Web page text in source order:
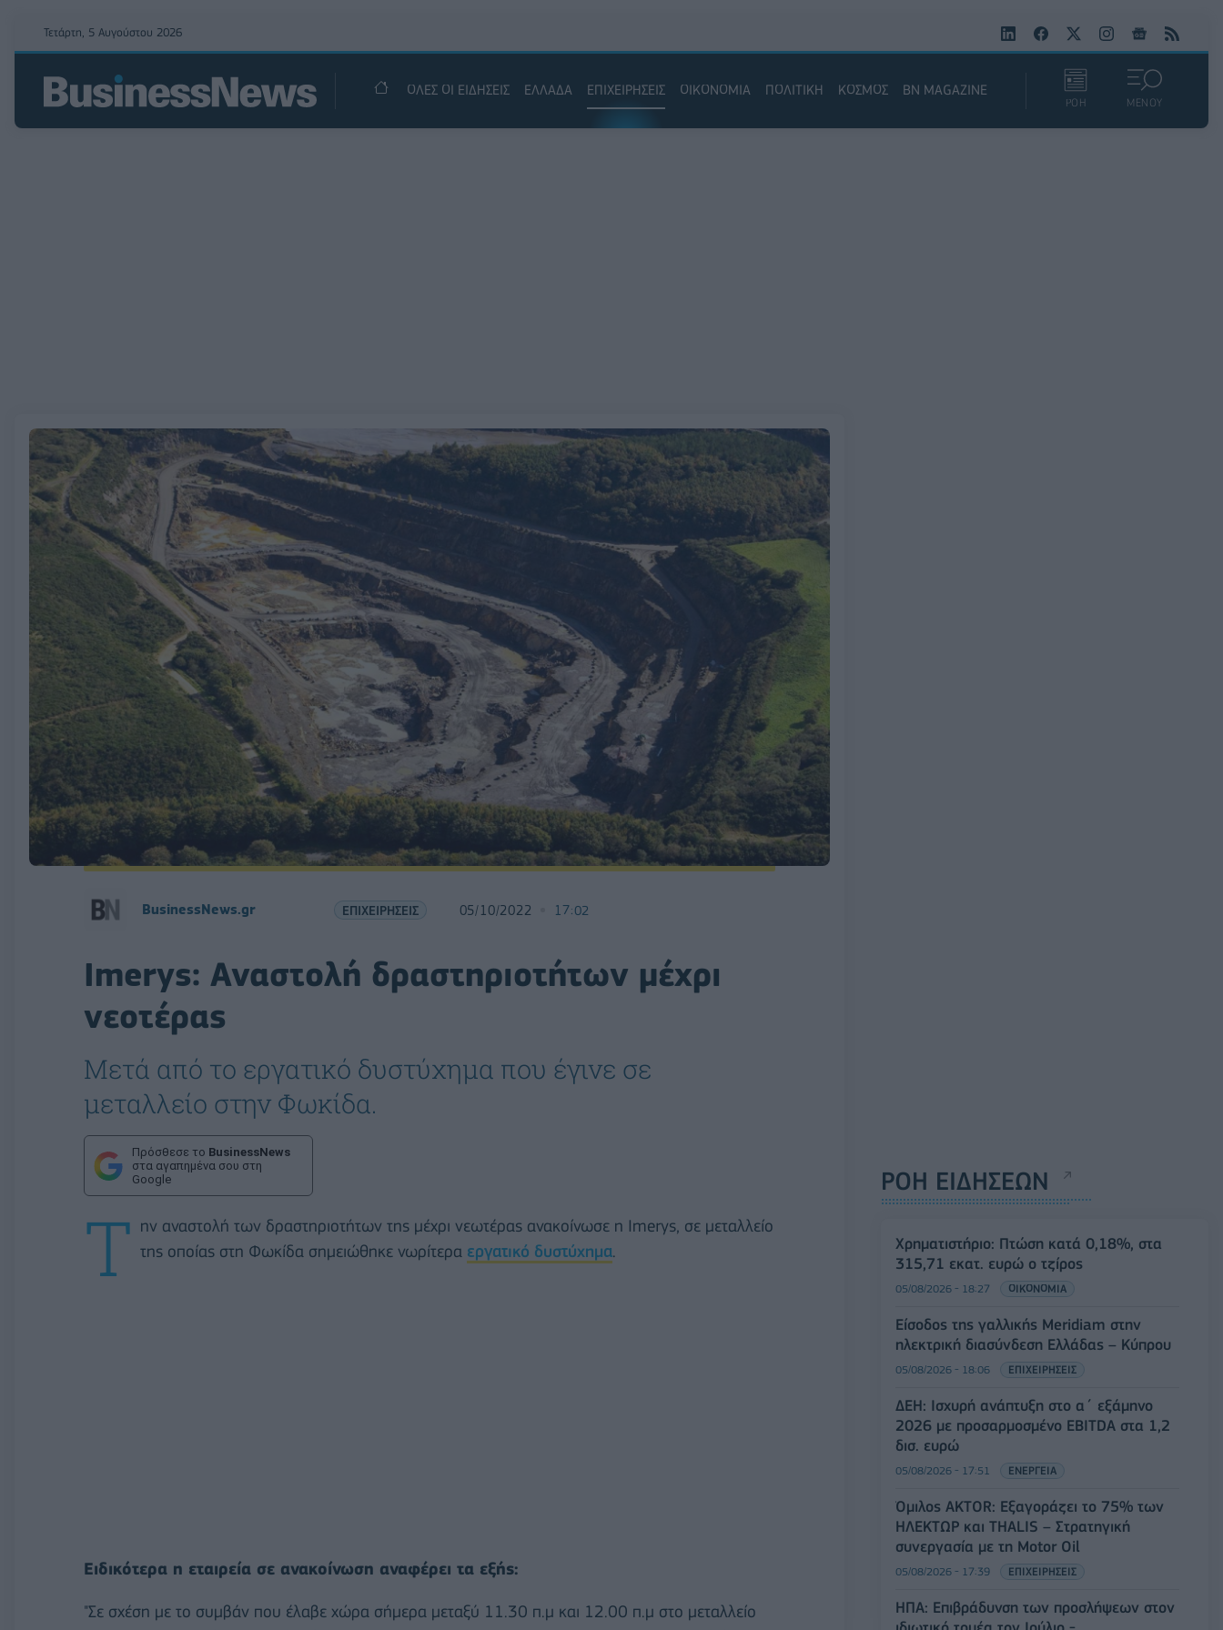
Τετάρτη, 5 Αυγούστου 2026
ΟΛΕΣ ΟΙ ΕΙΔΗΣΕΙΣ ΕΛΛΑΔΑ ΕΠΙΧΕΙΡΗΣΕΙΣ ΟΙΚΟΝΟΜΙΑ ΠΟΛΙΤΙΚΗ ΚΟΣΜΟΣ BN MAGAZINE
ΡΟΗ ΜΕΝΟΥ
BusinessNews.gr ΕΠΙΧΕΙΡΗΣΕΙΣ 05/10/2022 17:02
Imerys: Αναστολή δραστηριοτήτων μέχρι
νεοτέρας
Μετά από το εργατικό δυστύχημα που έγινε σε
μεταλλείο στην Φωκίδα.
Πρόσθεσε το BusinessNews
στα αγαπημένα σου στη
Google
Τ ην αναστολή των δραστηριοτήτων της μέχρι νεωτέρας ανακοίνωσε η Imerys, σε μεταλλείο
της οποίας στη Φωκίδα σημειώθηκε νωρίτερα εργατικό δυστύχημα.
Ειδικότερα η εταιρεία σε ανακοίνωση αναφέρει τα εξής:
"Σε σχέση με το συμβάν που έλαβε χώρα σήμερα μεταξύ 11.30 π.μ και 12.00 π.μ στo μεταλλείο
ΡΟΗ ΕΙΔΗΣΕΩΝ
Χρηματιστήριο: Πτώση κατά 0,18%, στα
315,71 εκατ. ευρώ ο τζίρος
05/08/2026 - 18:27 ΟΙΚΟΝΟΜΙΑ
Είσοδος της γαλλικής Meridiam στην
ηλεκτρική διασύνδεση Ελλάδας – Κύπρου
05/08/2026 - 18:06 ΕΠΙΧΕΙΡΗΣΕΙΣ
ΔΕΗ: Ισχυρή ανάπτυξη στο α΄ εξάμηνο
2026 με προσαρμοσμένο EBITDA στα 1,2
δισ. ευρώ
05/08/2026 - 17:51 ΕΝΕΡΓΕΙΑ
Όμιλος AKTOR: Εξαγοράζει το 75% των
ΗΛΕΚΤΩΡ και THALIS – Στρατηγική
συνεργασία με τη Motor Oil
05/08/2026 - 17:39 ΕΠΙΧΕΙΡΗΣΕΙΣ
ΗΠΑ: Επιβράδυνση των προσλήψεων στον